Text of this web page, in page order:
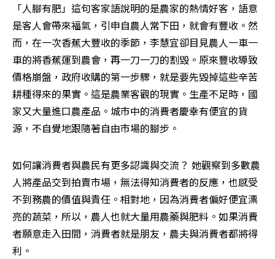
「人腳有肥」這句客家語說明的是農家的熱情好客，語意
是客人會帶來福氣，引申自農人常下田，就會有豐收。然
而，在一次香蕉大豐收的季節，李慧宜卻目見農人一車一
車的將香蕉運到農會，再一刀一刀的割毀。原來豐收導致
價格崩盤，政府收購的第一步驟，就是要先毀掉這些辛苦
耕種得來的果實。這是農業客觀的現實。生產不足時，國
家又大量進口農產品。城市中的消費者慶幸有便宜的貨
源，不自覺地跟隨著自由市場的腳步。
如何讓消費者與農民有更多認識與交流？ 她觀察到多數農
人將產品交到拍賣市場，無法得知消費者的反應，也感受
不到務農的價值與責任。相對地，因為消費者偏好便宜漂
亮的蔬菜，所以，農人也就大量用農藥與肥料。如果消費
者願意走入田間，消費者就是朋友，農夫與消費者都將得
利。